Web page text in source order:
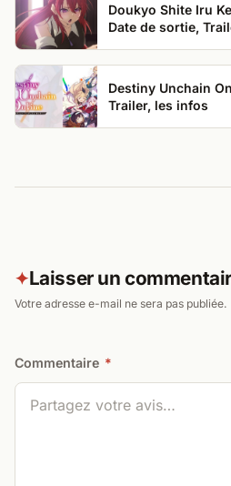
Doukyo Shite Iru
Date de sortie,
Destiny Unchain
Trailer, les infos
✦Laisser un
Votre adresse e-mail ne sera pas publiée.
Commentaire *